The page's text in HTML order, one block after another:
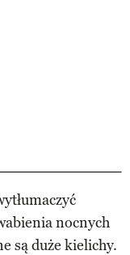
nocnych
są duże kielichy.